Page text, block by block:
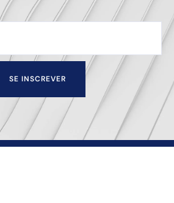
SE INSCREVER